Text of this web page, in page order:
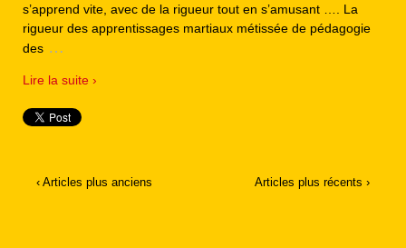
s’apprend vite, avec de la rigueur tout en s’amusant …. La
rigueur des apprentissages martiaux métissée de pédagogie
des …
Lire la suite ›
‹ Articles plus anciens Articles plus récents ›